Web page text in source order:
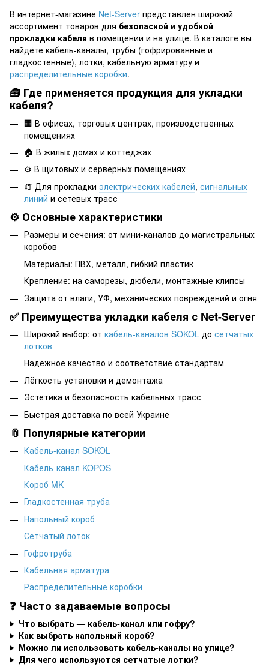
В интернет-магазине Net-Server представлен широкий
ассортимент товаров для безопасной и удобной
прокладки кабеля в помещении и на улице. В каталоге вы
найдёте кабель-каналы, трубы (гофрированные и
гладкостенные), лотки, кабельную арматуру и
распределительные коробки.
🧰 Где применяется продукция для укладки
кабеля?
🏢 В офисах, торговых центрах, производственных
помещениях
🏠 В жилых домах и коттеджах
⚙️ В щитовых и серверных помещениях
🧯 Для прокладки электрических кабелей, сигнальных
линий и сетевых трасс
⚙️ Основные характеристики
Размеры и сечения: от мини-каналов до магистральных
коробов
Материалы: ПВХ, металл, гибкий пластик
Крепление: на саморезы, дюбели, монтажные клипсы
Защита от влаги, УФ, механических повреждений и огня
✅ Преимущества укладки кабеля с Net-Server
Широкий выбор: от кабель-каналов SOKOL до сетчатых
лотков
Надёжное качество и соответствие стандартам
Лёгкость установки и демонтажа
Эстетика и безопасность кабельных трасс
Быстрая доставка по всей Украине
📎 Популярные категории
Кабель-канал SOKOL
Кабель-канал KOPOS
Короб MK
Гладкостенная труба
Напольный короб
Сетчатый лоток
Гофротруба
Кабельная арматура
Распределительные коробки
❓ Часто задаваемые вопросы
Что выбрать — кабель-канал или гофру?
Как выбрать напольный короб?
Можно ли использовать кабель-каналы на улице?
Для чего используются сетчатые лотки?